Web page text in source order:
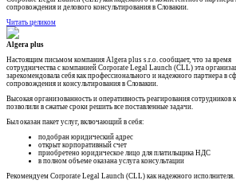
сопровождения и делового консультирования в Словакии.
Читать целиком
Algera plus
Настоящим письмом компания Algera plus s.r.o. сообщает, что за время
сотрудничества с компанией Corporate Legal Launch (CLL) эта
зарекомендовала себя как профессионального и надежного партнера в
сопровождения и консультирования в Словакии.
Высокая организованность и оперативность реагирования сотрудников
позволили в сжатые сроки решить все поставленные задачи.
Был оказан пакет услуг, включающий в себя:
подобран юридический адрес
открыт корпоративный счет
приобретено юридическое лицо для платильщика НДС
в полном объеме оказана услуга консультации
Рекомендуем Corporate Legal Launch (CLL) как надежного исполнителя.